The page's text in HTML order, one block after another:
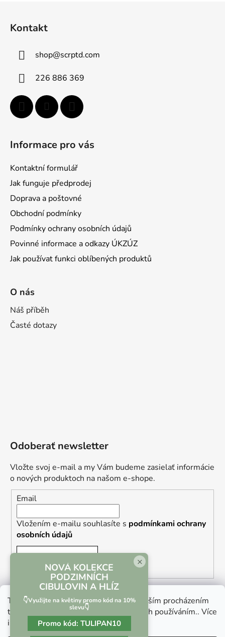
Tento web používá soubory cookie. Dalším procházením
tohoto webu vyjadřujete souhlas s jejich používáním.. Více
informacízde.
Kontakt
shop@scrptd.com
226 886 369
Informace pro vás
Kontaktní formulář
Jak funguje předprodej
Doprava a poštovné
Obchodní podmínky
Podmínky ochrany osobních údajů
Povinné informace a odkazy ÚKZÚZ
Jak používat funkci oblíbených produktů
O nás
Náš příběh
Časté dotazy
Odoberať newsletter
Vložte svoj e-mail a my Vám budeme zasielať informácie
o nových produktoch na našom e-shope.
Email
Vložením e-mailu souhlasíte s podmínkami ochrany
osobních údajů
Vrácení zboží a reklamace Kontaktní formulář
×
NOVÁ KOLEKCE
PODZIMNÍCH
CIBULOVIN A HLÍZ
👇Využijte na květiny promo kód na 10%
slevu👇
Promo kód: TULIPAN10